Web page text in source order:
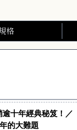
格
十年經典秘笈！／
年的大難題